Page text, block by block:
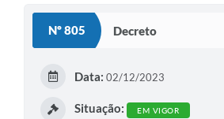
Obras
Notícias
Galeria de Vídeos
Nº 805 Decreto
Data: 02/12/2023
Situação: EM VIGOR